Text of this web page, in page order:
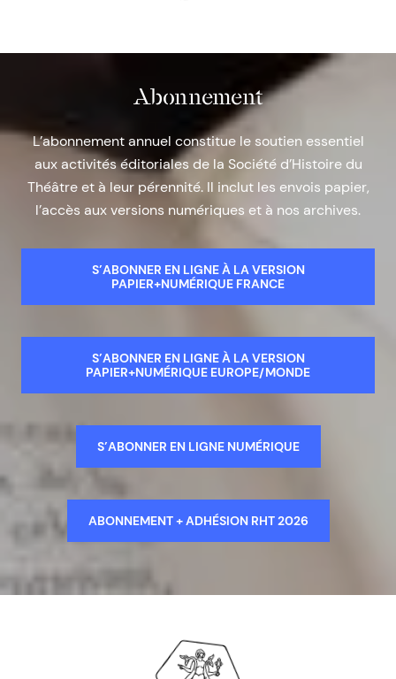
Abonnement
L’abonnement annuel constitue le soutien essentiel
aux activités éditoriales de la Société d’Histoire du
Théâtre et à leur pérennité. Il inclut les envois papier,
l’accès aux versions numériques et à nos archives.
S’ABONNER EN LIGNE À LA VERSION
PAPIER+NUMÉRIQUE FRANCE
S’ABONNER EN LIGNE À LA VERSION
PAPIER+NUMÉRIQUE EUROPE/MONDE
S’ABONNER EN LIGNE NUMÉRIQUE
ABONNEMENT + ADHÉSION RHT 2026